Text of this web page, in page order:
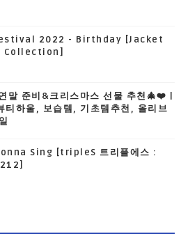
2022 - Birthday [Jacket
Collection]
말 준비&크리스마스 선물 추천🎄❤️ |
티하울, 보습템, 기초템추천, 올리브
Sing [tripleS 트리플에스 :